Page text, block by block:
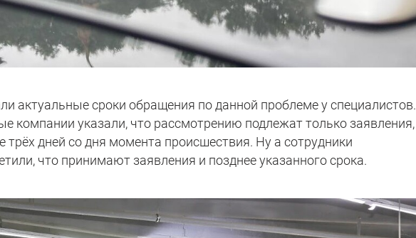
актуальные сроки обращения по данной проблеме у специалистов.
компании указали, что рассмотрению подлежат только заявления,
трёх дней со дня момента происшествия. Ну а сотрудники
что принимают заявления и позднее указанного срока.